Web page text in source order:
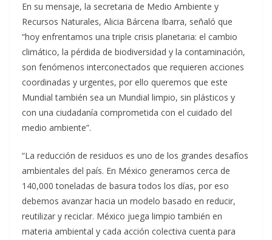
En su mensaje, la secretaria de Medio Ambiente y
Recursos Naturales, Alicia Bárcena Ibarra, señaló que
“hoy enfrentamos una triple crisis planetaria: el cambio
climático, la pérdida de biodiversidad y la contaminación,
son fenómenos interconectados que requieren acciones
coordinadas y urgentes, por ello queremos que este
Mundial también sea un Mundial limpio, sin plásticos y
con una ciudadanía comprometida con el cuidado del
medio ambiente”.
“La reducción de residuos es uno de los grandes desafíos
ambientales del país. En México generamos cerca de
140,000 toneladas de basura todos los días, por eso
debemos avanzar hacia un modelo basado en reducir,
reutilizar y reciclar. México juega limpio también en
materia ambiental y cada acción colectiva cuenta para